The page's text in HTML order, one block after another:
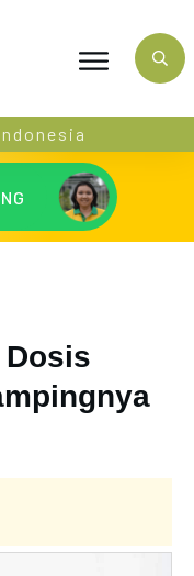
Dosis